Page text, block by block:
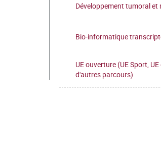
Développement tumoral et
Bio-informatique
UE ouverture (UE Sport,
d'autres parcours)